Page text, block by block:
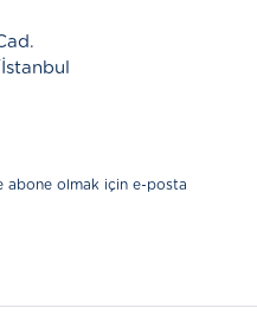
abone olmak için e-posta